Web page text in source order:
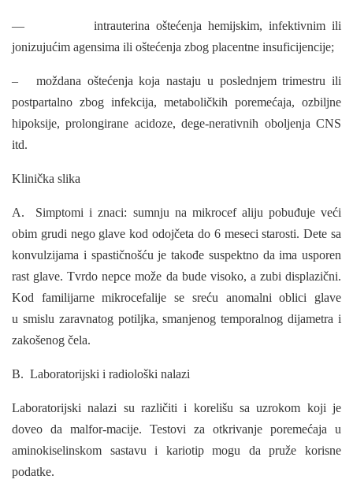
— intrauterina oštećenja hemijskim, infektivnim ili
jonizujućim agensima ili oštećenja zbog placentne insuficijencije;
– moždana oštećenja koja nastaju u poslednjem trimestru ili
postpartalno zbog infekcija, metaboličkih poremećaja, ozbiljne
hipoksije, prolongirane acidoze, dege-nerativnih oboljenja CNS
itd.
Klinička slika
A. Simptomi i znaci: sumnju na mikrocef aliju pobuđuje veći
obim grudi nego glave kod odojčeta do 6 meseci starosti. Dete sa
konvulzijama i spastičnošću je takođe suspektno da ima usporen
rast glave. Tvrdo nepce može da bude visoko, a zubi displazični.
Kod familijarne mikrocefalije se sreću anomalni oblici glave
u smislu zaravnatog potiljka, smanjenog temporalnog dijametra i
zakošenog čela.
B. Laboratorijski i radiološki nalazi
Laboratorijski nalazi su različiti i korelišu sa uzrokom koji je
doveo da malfor-macije. Testovi za otkrivanje poremećaja u
aminokiselinskom sastavu i kariotip mogu da pruže korisne
podatke.